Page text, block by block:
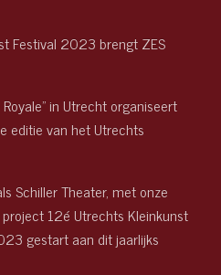
Festival 2023 brengt ZES
in Utrecht organiseert
editie van het Utrechts
Schiller Theater, met onze
12é Utrechts Kleinkunst
gestart aan dit jaarlijks